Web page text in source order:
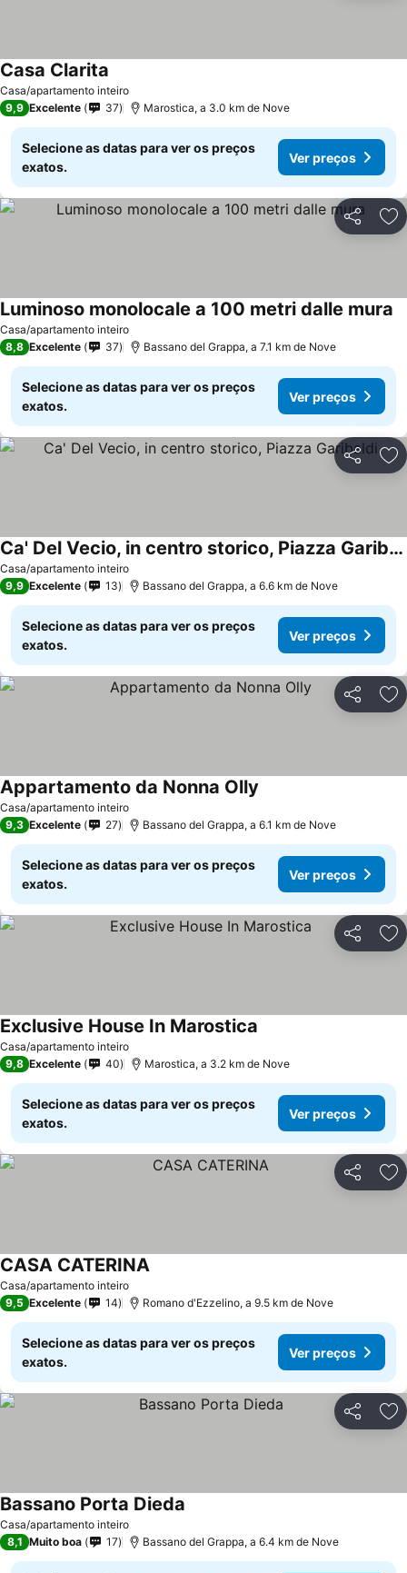
Casa/apartamento inteiro
Casa Clarita
9,9 Excelente 37 Marostica, a 3.0 km de Nove
Selecione as datas para ver os preços
exatos.
Ver preços
Partilhar
Casa/apartamento inteiro
Luminoso monolocale a 100 metri dalle mura
8,8 Excelente 37 Bassano del Grappa, a 7.1 km de Nove
Selecione as datas para ver os preços
exatos.
Ver preços
Partilhar
Casa/apartamento inteiro
Ca' Del Vecio, in centro storico, Piazza Garibaldi
9,9 Excelente 13 Bassano del Grappa, a 6.6 km de Nove
Selecione as datas para ver os preços
exatos.
Ver preços
Partilhar
Casa/apartamento inteiro
Appartamento da Nonna Olly
9,3 Excelente 27 Bassano del Grappa, a 6.1 km de Nove
Selecione as datas para ver os preços
exatos.
Ver preços
Partilhar
Casa/apartamento inteiro
Exclusive House In Marostica
9,8 Excelente 40 Marostica, a 3.2 km de Nove
Selecione as datas para ver os preços
exatos.
Ver preços
Partilhar
Casa/apartamento inteiro
CASA CATERINA
9,5 Excelente 14 Romano d'Ezzelino, a 9.5 km de Nove
Selecione as datas para ver os preços
exatos.
Ver preços
Partilhar
Casa/apartamento inteiro
Bassano Porta Dieda
8,1 Muito boa 17 Bassano del Grappa, a 6.4 km de Nove